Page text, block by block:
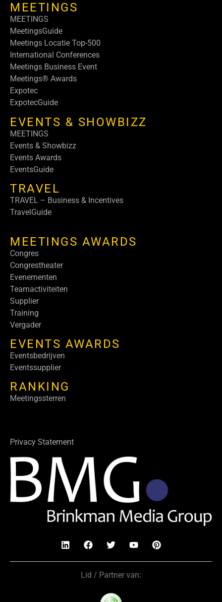
MEETINGS
MEETINGS
MeetingsGuide
Meetings Locatie Top-500
International Conferences
Meetings Business Event
Meetings® Awards
Expotec
ExpotecGuide
EVENTS & SHOWBIZZ
MEETINGS
Events & Showbizz
Events Awards
EventsGuide
TRAVEL
TRAVEL – Business & Incentives
TravelGuide
MEETINGS AWARDS
Congres
Congrestheater
Evenementen
Teamactiviteiten
Supplier
Training
Vergader
EVENTS AWARDS
Eventsbedrijven
Eventssupplier
RANKING
Meetingssterren
Privacy Statement
Lid / Partner van: